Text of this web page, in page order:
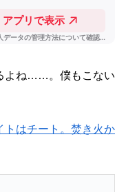
よね……。僕もこない
トはチート。焚き火か